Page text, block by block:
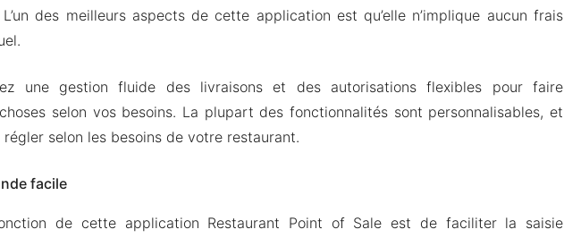
des meilleurs aspects de cette application est qu’elle n’implique aucun frais
une gestion fluide des livraisons et des autorisations flexibles pour faire
selon vos besoins. La plupart des fonctionnalités sont personnalisables, et
selon les besoins de votre restaurant.
facile
de cette application Restaurant Point of Sale est de faciliter la saisie